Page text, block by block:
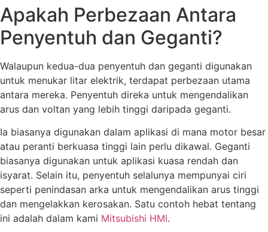
Apakah Perbezaan Antara
Penyentuh dan Geganti?
Walaupun kedua-dua penyentuh dan geganti digunakan
untuk menukar litar elektrik, terdapat perbezaan utama
antara mereka. Penyentuh direka untuk mengendalikan
arus dan voltan yang lebih tinggi daripada geganti.
Ia biasanya digunakan dalam aplikasi di mana motor besar
atau peranti berkuasa tinggi lain perlu dikawal. Geganti
biasanya digunakan untuk aplikasi kuasa rendah dan
isyarat. Selain itu, penyentuh selalunya mempunyai ciri
seperti penindasan arka untuk mengendalikan arus tinggi
dan mengelakkan kerosakan. Satu contoh hebat tentang
ini adalah dalam kami Mitsubishi HMI.